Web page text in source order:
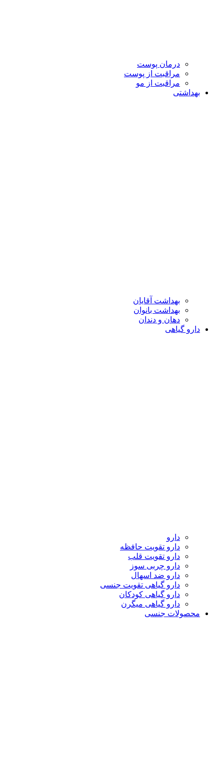
درمان پوست
مراقبت از پوست
مراقبت از مو
بهداشتی
بهداشت آقایان
بهداشت بانوان
دهان و دندان
دارو گیاهی
دارو
دارو تقویت حافظه
دارو تقویت قلب
دارو چربی سوز
دارو ضد اسهال
دارو گیاهی تقویت جنسی
دارو گیاهی کودکان
دارو گیاهی میگرن
محصولات جنسی